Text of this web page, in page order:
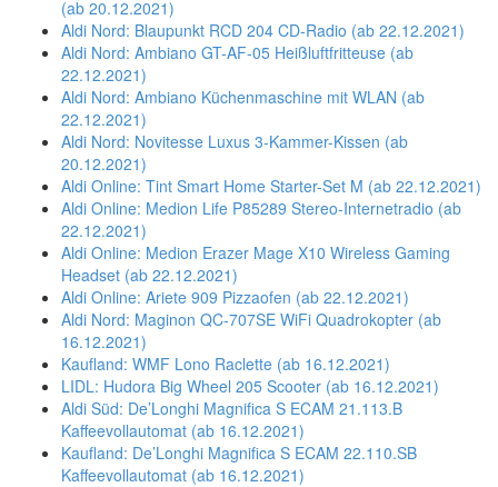
(ab 20.12.2021)
Aldi Nord: Blaupunkt RCD 204 CD-Radio (ab 22.12.2021)
Aldi Nord: Ambiano GT-AF-05 Heißluftfritteuse (ab
22.12.2021)
Aldi Nord: Ambiano Küchenmaschine mit WLAN (ab
22.12.2021)
Aldi Nord: Novitesse Luxus 3-Kammer-Kissen (ab
20.12.2021)
Aldi Online: Tint Smart Home Starter-Set M (ab 22.12.2021)
Aldi Online: Medion Life P85289 Stereo-Internetradio (ab
22.12.2021)
Aldi Online: Medion Erazer Mage X10 Wireless Gaming
Headset (ab 22.12.2021)
Aldi Online: Ariete 909 Pizzaofen (ab 22.12.2021)
Aldi Nord: Maginon QC-707SE WiFi Quadrokopter (ab
16.12.2021)
Kaufland: WMF Lono Raclette (ab 16.12.2021)
LIDL: Hudora Big Wheel 205 Scooter (ab 16.12.2021)
Aldi Süd: De’Longhi Magnifica S ECAM 21.113.B
Kaffeevollautomat (ab 16.12.2021)
Kaufland: De’Longhi Magnifica S ECAM 22.110.SB
Kaffeevollautomat (ab 16.12.2021)